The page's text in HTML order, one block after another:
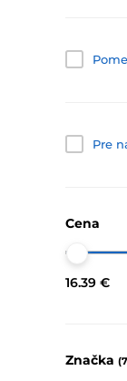
Pre
Cena
16.39 €
Značka